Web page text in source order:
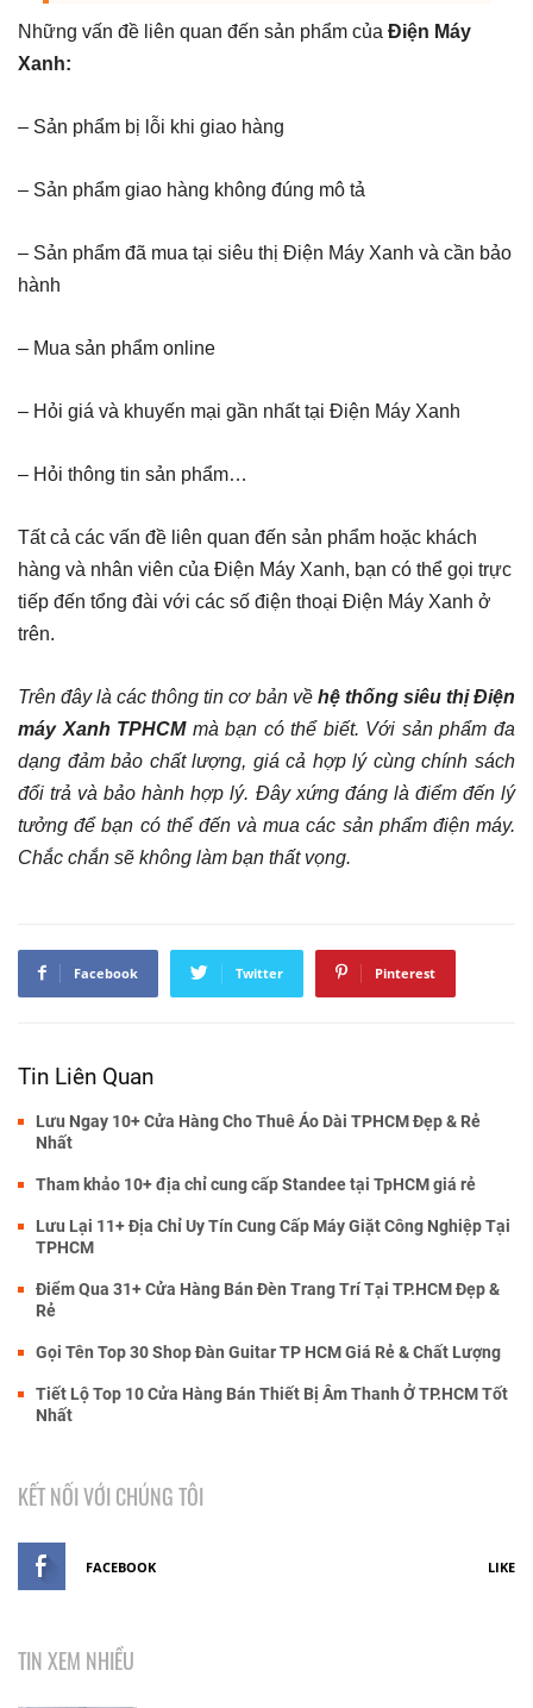
Những vấn đề liên quan đến sản phẩm của Điện Máy
Xanh:
– Sản phẩm bị lỗi khi giao hàng
– Sản phẩm giao hàng không đúng mô tả
– Sản phẩm đã mua tại siêu thị Điện Máy Xanh và cần bảo
hành
– Mua sản phẩm online
– Hỏi giá và khuyến mại gần nhất tại Điện Máy Xanh
– Hỏi thông tin sản phẩm…
Tất cả các vấn đề liên quan đến sản phẩm hoặc khách
hàng và nhân viên của Điện Máy Xanh, bạn có thể gọi trực
tiếp đến tổng đài với các số điện thoại Điện Máy Xanh ở
trên.
Trên đây là các thông tin cơ bản về hệ thống siêu thị Điện
máy Xanh TPHCMmà bạn có thể biết. Với sản phẩm đa
dạng đảm bảo chất lượng, giá cả hợp lý cùng chính sách
đổi trả và bảo hành hợp lý. Đây xứng đáng là điểm đến lý
tưởng để bạn có thể đến và mua các sản phẩm điện máy.
Chắc chắn sẽ không làm bạn thất vọng.
Facebook Twitter Pinterest
Tin Liên Quan
Lưu Ngay 10+ Cửa Hàng Cho Thuê Áo Dài TPHCM Đẹp & Rẻ
Nhất
Tham khảo 10+ địa chỉ cung cấp Standee tại TpHCM giá rẻ
Lưu Lại 11+ Địa Chỉ Uy Tín Cung Cấp Máy Giặt Công Nghiệp Tại
TPHCM
Điểm Qua 31+ Cửa Hàng Bán Đèn Trang Trí Tại TP.HCM Đẹp &
Rẻ
Gọi Tên Top 30 Shop Đàn Guitar TP HCM Giá Rẻ & Chất Lượng
Tiết Lộ Top 10 Cửa Hàng Bán Thiết Bị Âm Thanh Ở TP.HCM Tốt
Nhất
KẾT NỐI VỚI CHÚNG TÔI
FACEBOOK LIKE
TIN XEM NHIỀU